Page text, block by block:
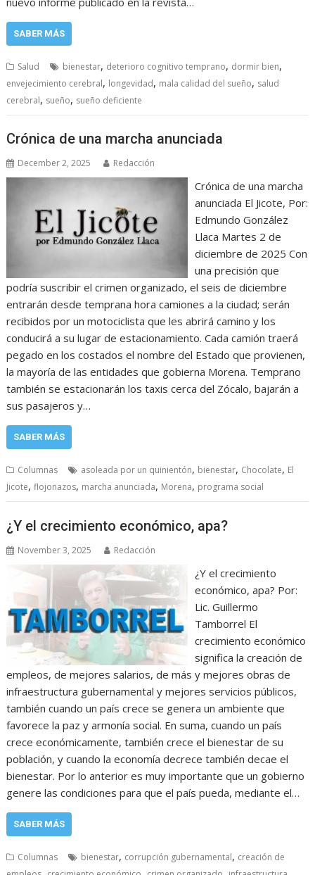
SABER MÁS
Salud bienestar, deterioro cognitivo temprano, dormir bien,
envejecimiento cerebral, longevidad, mala calidad del sueño, salud
cerebral, sueño, sueño deficiente
Crónica de una marcha anunciada
December 2, 2025 Redacción
Crónica de una marcha
anunciada El Jicote, Por:
Edmundo González
Llaca Martes 2 de
diciembre de 2025 Con
una precisión que
podría suscribir el crimen organizado, el seis de diciembre
entrarán desde temprana hora camiones a la ciudad; serán
recibidos por un motociclista que les abrirá camino y los
conducirá a su lugar de estacionamiento. Cada camión traerá
pegado en los costados el nombre del Estado que provienen,
la mayoría de las entidades que gobierna Morena. Temprano
también se estacionarán los taxis cerca del Zócalo, bajarán a
sus pasajeros y…
SABER MÁS
Columnas asoleada por un quinientón, bienestar, Chocolate, El
Jicote,flojonazos, marcha anunciada, Morena, programa social
¿Y el crecimiento económico, apa?
November 3, 2025 Redacción
¿Y el crecimiento
económico, apa? Por:
Lic. Guillermo
Tamborrel El
crecimiento económico
significa la creación de
empleos, de mejores salarios, de más y mejores obras de
infraestructura gubernamental y mejores servicios públicos,
también cuando un país crece se genera un ambiente que
favorece la paz y armonía social. En suma, cuando un país
crece económicamente, también crece el bienestar de su
población, y cuando la economía decrece también decae el
bienestar. Por lo anterior es muy importante que un gobierno
genere las condiciones para que el país pueda, mediante el…
SABER MÁS
Columnas bienestar, corrupción gubernamental, creación de